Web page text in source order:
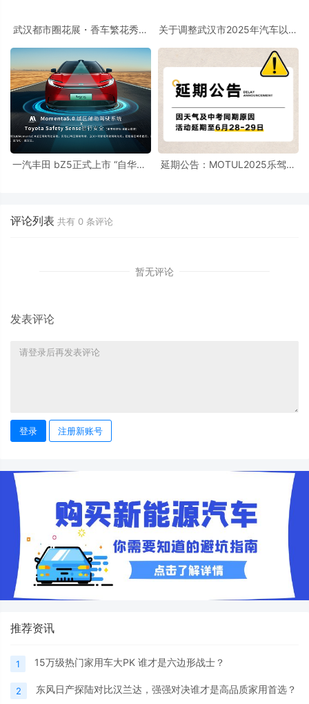
武汉都市圈花展・香车繁花秀盛
江城文旅商融合新场景
关于调整武汉市2025年汽车以旧
一汽丰田 bZ5正式上市 “自华魔”
延期公告：MOTUL2025乐驾中
评论列表 共有 0 条评论
暂无评论
发表评论
登录 注册新账号
推荐资讯
1 15万级热门家用车大PK 谁才是六边形战士？
2 东风日产探陆对比汉兰达，强强对决谁才是高品质家用首选？